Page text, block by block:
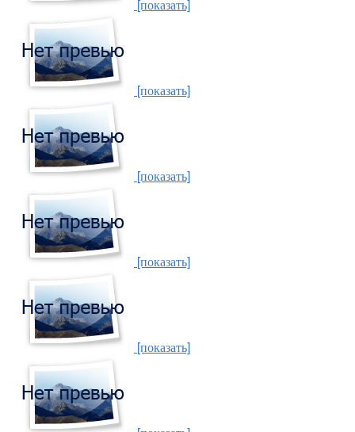
[показать]
[показать]
[показать]
[показать]
[показать]